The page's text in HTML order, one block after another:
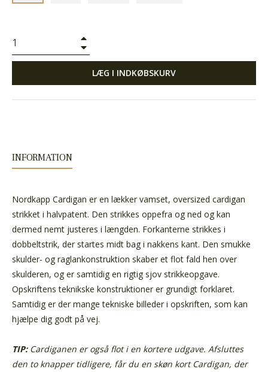
LÆG I INDKØBSKURV
INFORMATION
Nordkapp Cardigan er en lækker vamset, oversized cardigan
strikket i halvpatent. Den strikkes oppefra og ned og kan
dermed nemt justeres i længden. Forkanterne strikkes i
dobbeltstrik, der startes midt bag i nakkens kant. Den smukke
skulder- og raglankonstruktion skaber et flot fald hen over
skulderen, og er samtidig en rigtig sjov strikkeopgave.
Opskriftens teknikske konstruktioner er grundigt forklaret.
Samtidig er der mange tekniske billeder i opskriften, som kan
hjælpe dig godt på vej.
TIP:Cardiganen er også flot i en kortere udgave. Afsluttes
den to knapper tidligere, får du en skøn kort Cardigan, der